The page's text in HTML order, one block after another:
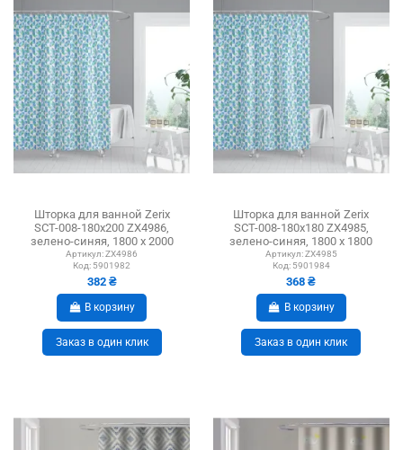
Шторка для ванной Zerix
SCT-008-180x200 ZX4986,
зелено-синяя, 1800 х 2000
мм
Артикул:ZX4986
Код: 5901982
382 ₴
В корзину
Заказ в один клик
Шторка для ванной Zerix
SCT-008-180x180 ZX4985,
зелено-синяя, 1800 х 1800
мм
Артикул:ZX4985
Код: 5901984
368 ₴
В корзину
Заказ в один клик